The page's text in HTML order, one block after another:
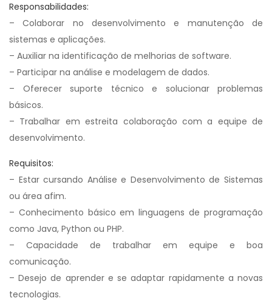
Responsabilidades:
– Colaborar no desenvolvimento e manutenção de
sistemas e aplicações.
– Auxiliar na identificação de melhorias de software.
– Participar na análise e modelagem de dados.
– Oferecer suporte técnico e solucionar problemas
básicos.
– Trabalhar em estreita colaboração com a equipe de
desenvolvimento.
Requisitos:
– Estar cursando Análise e Desenvolvimento de Sistemas
ou área afim.
– Conhecimento básico em linguagens de programação
como Java, Python ou PHP.
– Capacidade de trabalhar em equipe e boa
comunicação.
– Desejo de aprender e se adaptar rapidamente a novas
tecnologias.